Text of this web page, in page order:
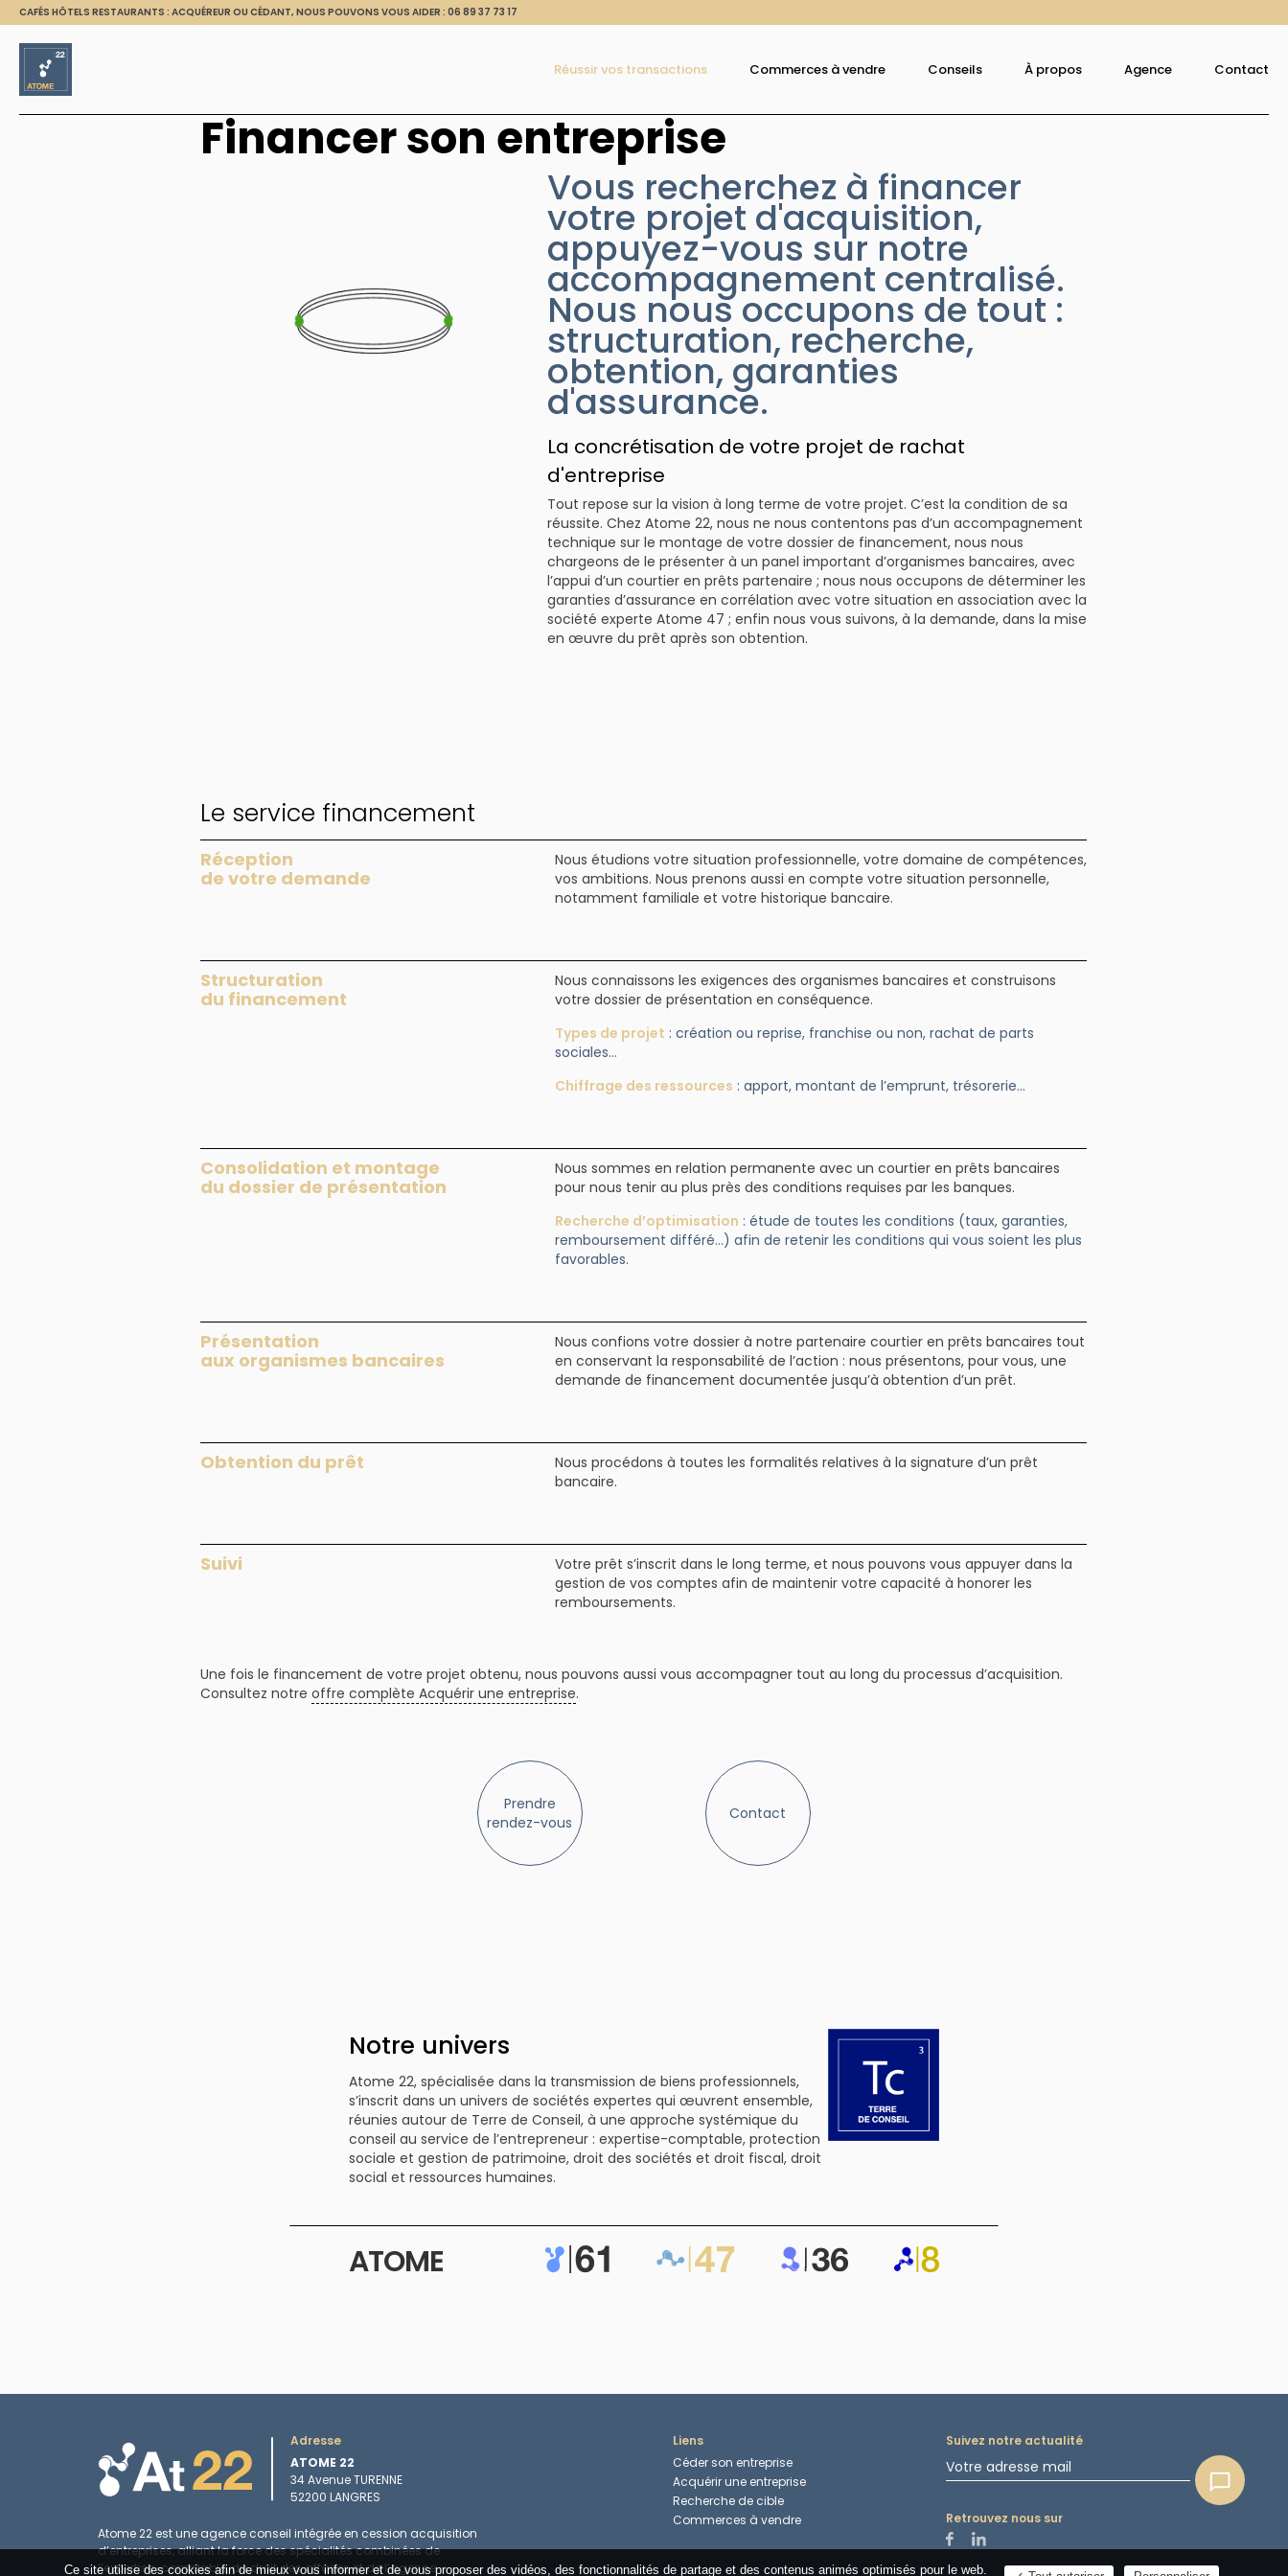
CAFÉS HÔTELS RESTAURANTS : ACQUÉREUR OU CÉDANT, NOUS POUVONS VOUS AIDER : 06 89 37 73 17
Réussir vos transactions Commerces à vendre Conseils À propos Agence Contact
Financer son entreprise
Vous recherchez à financer
votre projet d'acquisition,
appuyez-vous sur notre
accompagnement centralisé.
Nous nous occupons de tout :
structuration, recherche,
obtention, garanties
d'assurance.
La concrétisation de votre projet de rachat
d'entreprise
Tout repose sur la vision à long terme de votre projet. C’est la condition de sa
réussite. Chez Atome 22, nous ne nous contentons pas d’un accompagnement
technique sur le montage de votre dossier de financement, nous nous
chargeons de le présenter à un panel important d’organismes bancaires, avec
l’appui d’un courtier en prêts partenaire ; nous nous occupons de déterminer les
garanties d’assurance en corrélation avec votre situation en association avec la
société experte Atome 47 ; enfin nous vous suivons, à la demande, dans la mise
en œuvre du prêt après son obtention.
Le service financement
Réception
de votre demande
Nous étudions votre situation professionnelle, votre domaine de compétences,
vos ambitions. Nous prenons aussi en compte votre situation personnelle,
notamment familiale et votre historique bancaire.
Structuration
du financement
Nous connaissons les exigences des organismes bancaires et construisons
votre dossier de présentation en conséquence.
Types de projet : création ou reprise, franchise ou non, rachat de parts
sociales…
Chiffrage des ressources : apport, montant de l’emprunt, trésorerie…
Consolidation et montage
du dossier de présentation
Nous sommes en relation permanente avec un courtier en prêts bancaires
pour nous tenir au plus près des conditions requises par les banques.
Recherche d’optimisation : étude de toutes les conditions (taux, garanties,
remboursement différé…) afin de retenir les conditions qui vous soient les plus
favorables.
Présentation
aux organismes bancaires
Nous confions votre dossier à notre partenaire courtier en prêts bancaires tout
en conservant la responsabilité de l’action : nous présentons, pour vous, une
demande de financement documentée jusqu’à obtention d’un prêt.
Obtention du prêt
Nous procédons à toutes les formalités relatives à la signature d’un prêt
bancaire.
Suivi
Votre prêt s’inscrit dans le long terme, et nous pouvons vous appuyer dans la
gestion de vos comptes afin de maintenir votre capacité à honorer les
remboursements.
Une fois le financement de votre projet obtenu, nous pouvons aussi vous accompagner tout au long du processus d’acquisition.
Consultez notreoffre complète Acquérir une entreprise.
Prendre
rendez-vous
Contact
Notre univers
Atome 22, spécialisée dans la transmission de biens professionnels,
s’inscrit dans un univers de sociétés expertes qui œuvrent ensemble,
réunies autour de Terre de Conseil, à une approche systémique du
conseil au service de l’entrepreneur : expertise-comptable, protection
sociale et gestion de patrimoine, droit des sociétés et droit fiscal, droit
social et ressources humaines.
ATOME
Adresse
ATOME 22
34 Avenue TURENNE
52200 LANGRES
Atome 22 est une agence conseil intégrée en cession acquisition
d’entreprises, alliant la force des spécialités combinées de
l’expertise-comptable, du droit des affaires et de l’agence
Liens
Céder son entreprise
Acquérir une entreprise
Recherche de cible
Commerces à vendre
Suivez notre actualité
Retrouvez nous sur
Ce site utilise des cookies afin de mieux vous informer et de vous proposer des vidéos, des fonctionnalités de partage et des contenus animés optimisés pour le web.